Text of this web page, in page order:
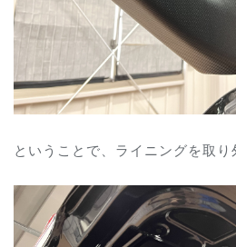
ということで、ライニングを取り